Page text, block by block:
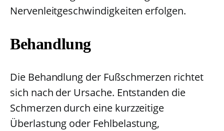
Nervenleitgeschwindigkeiten erfolgen.
Behandlung
Die Behandlung der Fußschmerzen richtet
sich nach der Ursache. Entstanden die
Schmerzen durch eine kurzzeitige
Überlastung oder Fehlbelastung,